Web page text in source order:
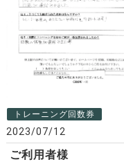
トレーニング回数券
2023/07/12
ご利用者様